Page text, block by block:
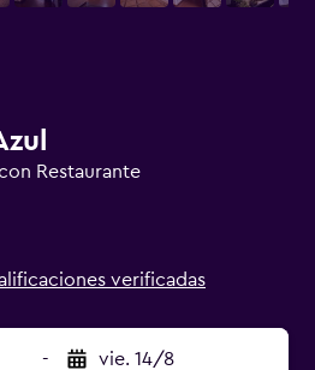
Restaurante
verificadas
- vie. 14/8